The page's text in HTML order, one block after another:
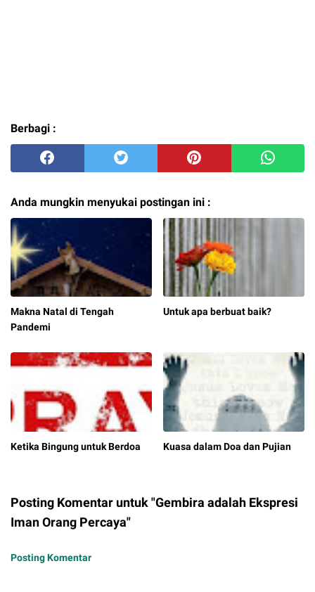
Berbagi :
Anda mungkin menyukai postingan ini :
Makna Natal di Tengah
Pandemi
Untuk apa berbuat baik?
Ketika Bingung untuk Berdoa Kuasa dalam Doa dan Pujian
Posting Komentar untuk "Gembira adalah Ekspresi
Iman Orang Percaya"
Posting Komentar